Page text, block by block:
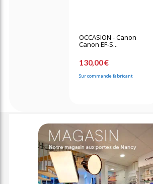
OCCASION - Canon
Canon EF-S...
130,00 €
Sur commande fabricant